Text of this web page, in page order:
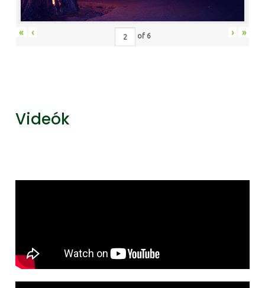
« ‹ of 6 › »
Videók